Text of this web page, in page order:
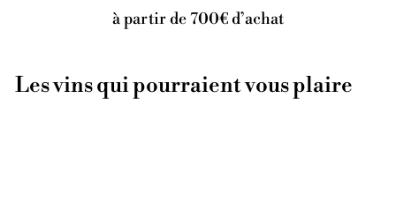
à partir de 700€ d’achat
Les vins qui pourraient vous plaire